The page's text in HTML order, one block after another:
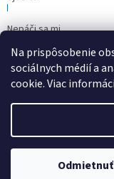
Na prispôsobenie
sociálnych médií a
cookie. Viac
Odmietnuť
Nepáči sa mi
Počet hlasov:15
Copyright 2026